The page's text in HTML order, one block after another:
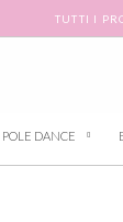
TUTTI I
POLE DANCE